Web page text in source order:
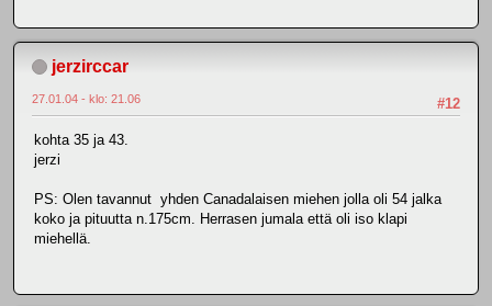
jerzirccar
#12
27.01.04 - klo: 21.06
kohta 35 ja 43.
jerzi
PS: Olen tavannut yhden Canadalaisen miehen jolla oli 54 jalka
koko ja pituutta n.175cm. Herrasen jumala että oli iso klapi
miehellä.